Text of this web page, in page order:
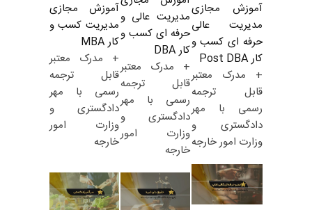
آموزش مجازی
مدیریت عالی
حرفه ای کسب و
کار Post DBA
+ مدرک معتبر
قابل ترجمه
رسمی با مهر
دادگستری و
وزارت امور خارجه
مدیریت عالی و
حرفه ای کسب و
کار DBA
+ مدرک معتبر
قابل ترجمه
رسمی با مهر
دادگستری و
وزارت امور
خارجه
آموزش مجازی
مدیریت کسب و
کار MBA
+ مدرک معتبر
قابل ترجمه
رسمی با مهر
دادگستری و
وزارت امور
خارجه